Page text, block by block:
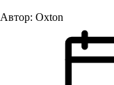
Автор: Oxton